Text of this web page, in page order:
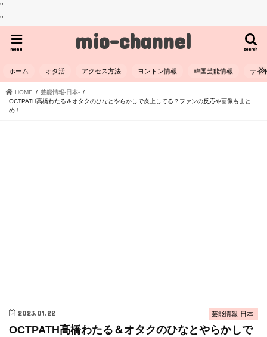
"
"
mio-channel search
menu
ホーム オタ活 アクセス方法 ヨントン情報 韓国芸能情報 サイ
HOME
芸能情報-日本-
OCTPATH高橋わたる＆オタクのひなとやらかしで炎上してる？ファンの反応や画像もまと
め！
芸能情報-日本-
2023.01.22
OCTPATH高橋わたる＆オタクのひなとやらかしで